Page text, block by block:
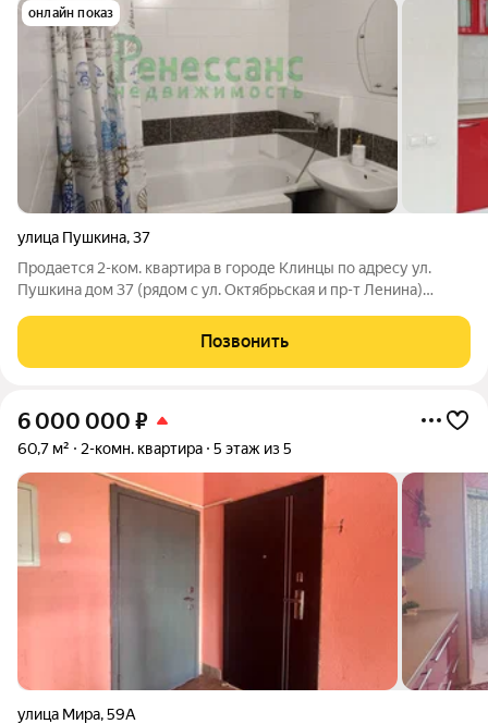
онлайн показ
улица Пушкина,37
Продается 2-ком. квартира в городе Клинцы по адресу ул.
Пушкина дом 37 (рядом с ул. Октябрьская и пр-т Ленина)
совместный, просторная кухня. Лоджия застеклена. Остается
встроенная кухня, мебель
Позвонить
6 000 000 ₽
60,7 м² 2-комн. квартира 5 этаж из 5
улица Мира,59А